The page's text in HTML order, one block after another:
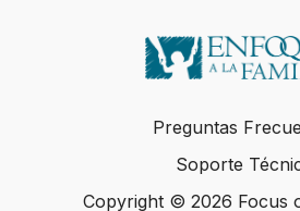
Preguntas
Soporte
Copyright © 2026 Focus